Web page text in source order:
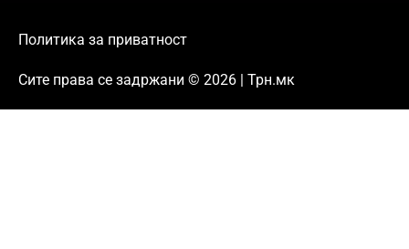
Политика за приватност
Сите права се задржани © 2026 | Трн.мк